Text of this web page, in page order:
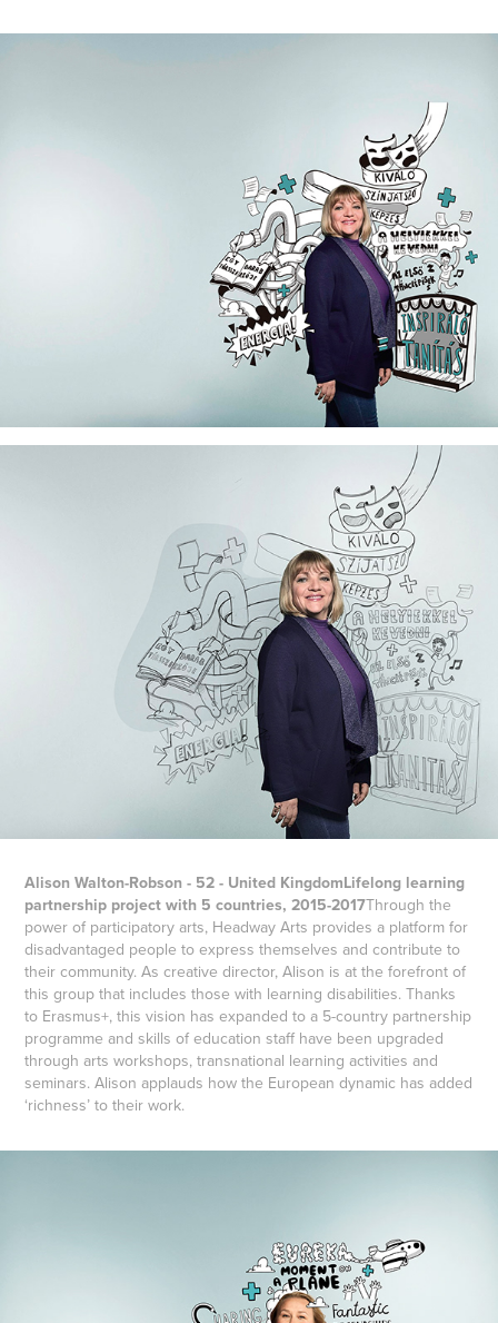
Alison Walton-Robson - 52 - United KingdomLifelong learning
partnership project with 5 countries, 2015-2017Through the
power of participatory arts, Headway Arts provides a platform for
disadvantaged people to express themselves and contribute to
their community. As creative director, Alison is at the forefront of
this group that includes those with learning disabilities. Thanks
to Erasmus+, this vision has expanded to a 5-country partnership
programme and skills of education staff have been upgraded
through arts workshops, transnational learning activities and
seminars. Alison applauds how the European dynamic has added
‘richness’ to their work.